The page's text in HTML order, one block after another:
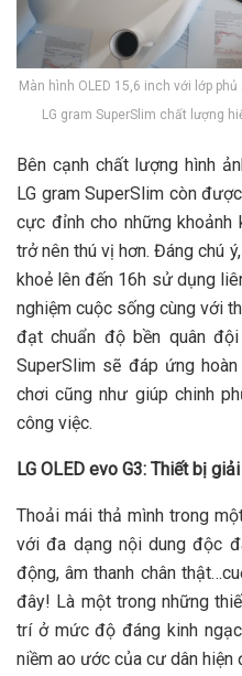
Màn hình OLED 15,6 inch với lớp
LG gram SuperSlim chất lượng
Bên cạnh chất lượng hình
LG gram SuperSlim còn
cực đỉnh cho những khoảnh
trở nên thú vị hơn. Đáng chú
khoẻ lên đến 16h sử dụng
nghiệm cuộc sống cùng với
đạt chuẩn độ bền quân
SuperSlim sẽ đáp ứng
chơi cũng như giúp chinh
công việc.
LG OLED evo G3: Thiết bị
Thoải mái thả mình trong
với đa dạng nội dung độc
động, âm thanh chân
đây! Là một trong những
trí ở mức độ đáng kinh
niềm ao ước của cư dân